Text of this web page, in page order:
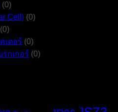
(0)
Cell) (0)
(0)
เตอร์ (0)
รกเกอร์ (0)